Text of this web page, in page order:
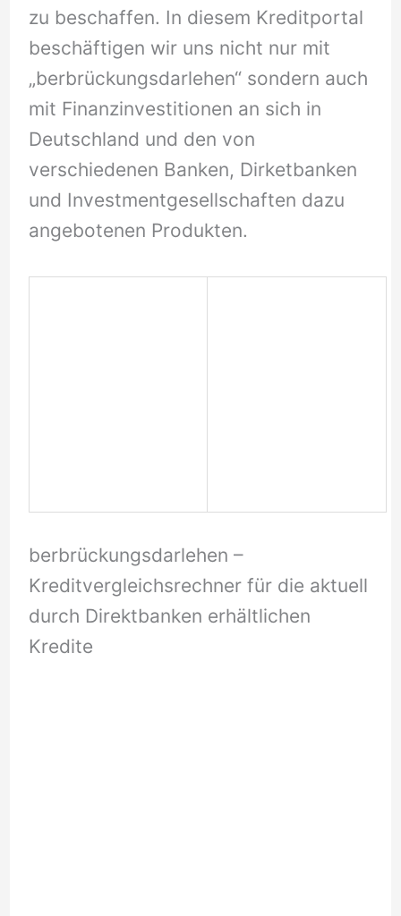
zu beschaffen. In diesem Kreditportal
beschäftigen wir uns nicht nur mit
„berbrückungsdarlehen“ sondern auch
mit Finanzinvestitionen an sich in
Deutschland und den von
verschiedenen Banken, Dirketbanken
und Investmentgesellschaften dazu
angebotenen Produkten.
berbrückungsdarlehen –
Kreditvergleichsrechner für die aktuell
durch Direktbanken erhältlichen
Kredite